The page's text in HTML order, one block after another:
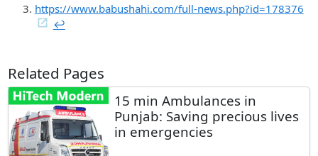
https://www.babushahi.com/full-news.php?id=178376
↩︎
Related Pages
15 min Ambulances in
Punjab: Saving precious lives
in emergencies